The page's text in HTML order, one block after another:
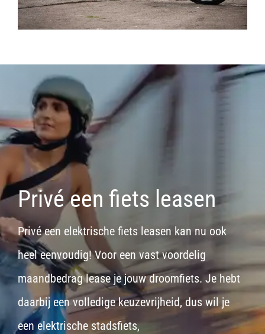
Privé een fiets leasen
Privé een elektrische fiets leasen kan nu ook
heel eenvoudig! Voor een vast voordelig
maandbedrag lease je jouw droomfiets. Je hebt
daarbij een volledige keuzevrijheid, dus wil je
eenelektrische stadsfiets,